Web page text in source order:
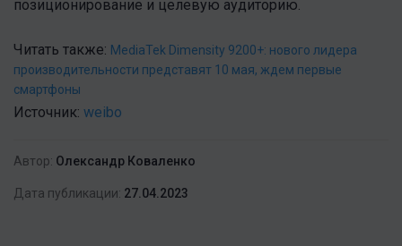
позиционирование и целевую аудиторию.
Читать также: MediaTek Dimensity 9200+: нового лидера
производительности представят 10 мая, ждем первые
смартфоны
Источник: weibo
Автор: Олександр Коваленко
Дата публикации: 27.04.2023